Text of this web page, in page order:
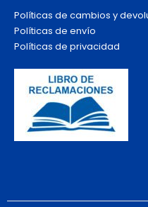
Políticas de cambios y
Políticas de envío
Políticas de privacidad